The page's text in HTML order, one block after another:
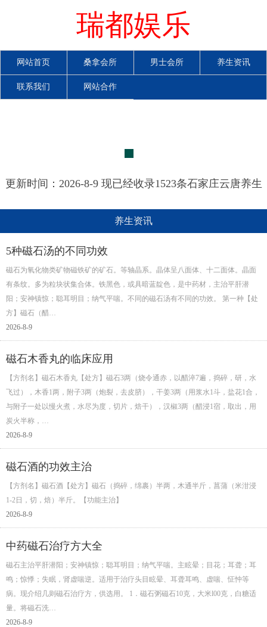
瑞都娱乐
网站首页 桑拿会所 男士会所 养生资讯
联系我们 网站合作
更新时间：2026-8-9 现已经收录1523条石家庄云唐养生
养生资讯
5种磁石汤的不同功效
磁石为氧化物类矿物磁铁矿的矿石。等轴晶系。晶体呈八面体、十二面体。晶面
有条纹。多为粒块状集合体。铁黑色，或具暗蓝靛色，是中药材，主治平肝潜
阳；安神镇惊；聪耳明目；纳气平喘。不同的磁石汤有不同的功效。 第一种【处
方】磁石（醋…
2026-8-9
磁石木香丸的临床应用
【方剂名】磁石木香丸【处方】磁石3两（烧令通赤，以醋淬7遍，捣碎，研，水
飞过），木香1两，附子3两（炮裂，去皮脐），干姜3两（用浆水1斗，盐花1合，
与附子一处以慢火煮，水尽为度，切片，焙干），汉椒3两（醋浸1宿，取出，用
炭火半称，…
2026-8-9
磁石酒的功效主治
【方剂名】磁石酒【处方】磁石（捣碎，绵裹）半两，木通半斤，菖蒲（米泔浸
1-2日，切，焙）半斤。【功能主治】
2026-8-9
中药磁石治疗方大全
磁石主治平肝潜阳；安神镇惊；聪耳明目；纳气平喘。主眩晕；目花；耳聋；耳
鸣；惊悸；失眠，肾虚喘逆。适用于治疗头目眩晕、耳聋耳鸣、虚喘、怔忡等
病。现介绍几则磁石治疗方，供选用。 1．磁石粥磁石10克，大米l00克，白糖适
量。将磁石洗…
2026-8-9